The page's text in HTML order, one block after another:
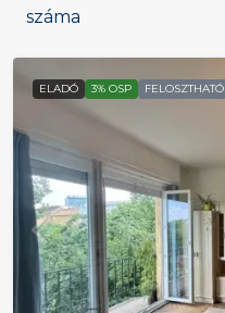
száma
ELADÓ 3% OSP FELOSZTHATÓ